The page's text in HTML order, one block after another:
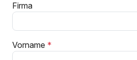
Firma
Vorname